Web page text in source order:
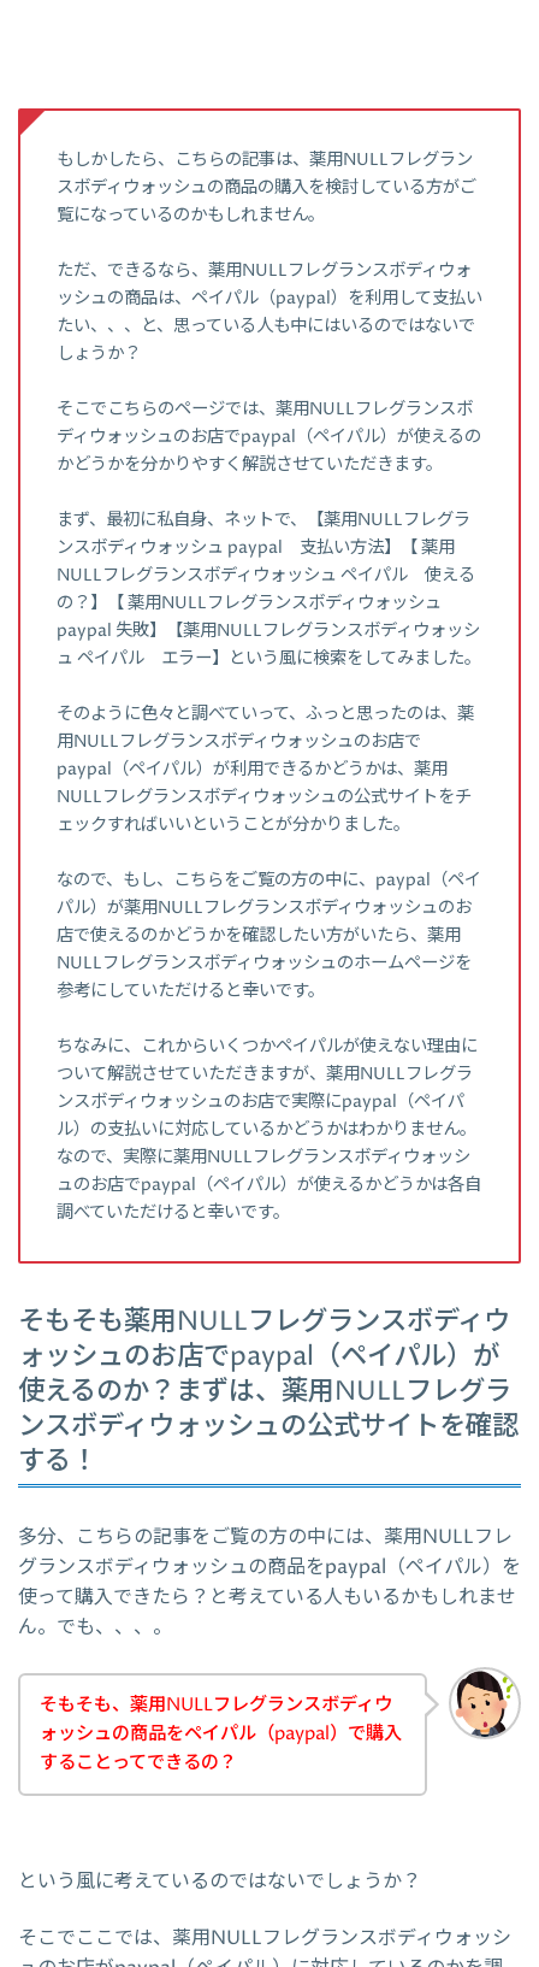
もしかしたら、こちらの記事は、薬用NULLフレグラン
スボディウォッシュの商品の購入を検討している方がご
覧になっているのかもしれません。
ただ、できるなら、薬用NULLフレグランスボディウォ
ッシュの商品は、ペイパル（paypal）を利用して支払い
たい、、、と、思っている人も中にはいるのではないで
しょうか？
そこでこちらのページでは、薬用NULLフレグランスボ
ディウォッシュのお店でpaypal（ペイパル）が使えるの
かどうかを分かりやすく解説させていただきます。
まず、最初に私自身、ネットで、【薬用NULLフレグラ
ンスボディウォッシュ paypal 支払い方法】【 薬用
NULLフレグランスボディウォッシュ ペイパル 使える
の？】【 薬用NULLフレグランスボディウォッシュ
paypal 失敗】【薬用NULLフレグランスボディウォッシ
ュ ペイパル エラー】という風に検索をしてみました。
そのように色々と調べていって、ふっと思ったのは、薬
用NULLフレグランスボディウォッシュのお店で
paypal（ペイパル）が利用できるかどうかは、薬用
NULLフレグランスボディウォッシュの公式サイトをチ
ェックすればいいということが分かりました。
なので、もし、こちらをご覧の方の中に、paypal（ペイ
パル）が薬用NULLフレグランスボディウォッシュのお
店で使えるのかどうかを確認したい方がいたら、薬用
NULLフレグランスボディウォッシュのホームページを
参考にしていただけると幸いです。
ちなみに、これからいくつかペイパルが使えない理由に
ついて解説させていただきますが、薬用NULLフレグラ
ンスボディウォッシュのお店で実際にpaypal（ペイパ
ル）の支払いに対応しているかどうかはわかりません。
なので、実際に薬用NULLフレグランスボディウォッシ
ュのお店でpaypal（ペイパル）が使えるかどうかは各自
調べていただけると幸いです。
そもそも薬用NULLフレグランスボディウ
ォッシュのお店でpaypal（ペイパル）が
使えるのか？まずは、薬用NULLフレグラ
ンスボディウォッシュの公式サイトを確認
する！
多分、こちらの記事をご覧の方の中には、薬用NULLフレ
グランスボディウォッシュの商品をpaypal（ペイパル）を
使って購入できたら？と考えている人もいるかもしれませ
ん。でも、、、。
そもそも、薬用NULLフレグランスボディウ
ォッシュの商品をペイパル（paypal）で購入
することってできるの？
という風に考えているのではないでしょうか？
そこでここでは、薬用NULLフレグランスボディウォッシ